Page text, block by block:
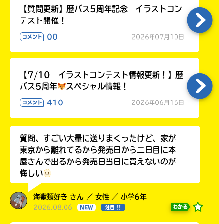
【質問更新】歴バス5周年記念 イラストコン
テスト開催！
コメント 00 2026年07月10日
【7/10 イラストコンテスト情報更新！】歴
バス5周年
スペシャル情報！
コメント 410 2026年06月16日
質問、すごい大量に送りまくったけど、家が
東京から離れてるから発売日から二日目に本
屋さんで出るから発売日当日に買えないのが
悔しい
海獣類好き さん ／ 女性 ／ 小学6年
2026.08.06 NEW 注目 !! わかる